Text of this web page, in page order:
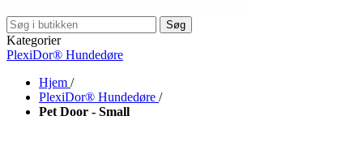
Søg
Kategorier
PlexiDor® Hundedøre
Hjem /
PlexiDor® Hundedøre /
Pet Door - Small